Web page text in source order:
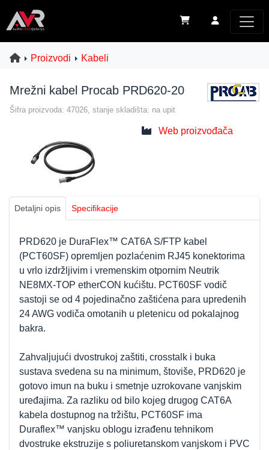
Proizvodi Kabeli
Mrežni kabel Procab PRD620-20
Šifra proizvoda: 47026, stanje skladišta: na upit
Web proizvođača
Detaljni opis Specifikacije
PRD620 je DuraFlex™ CAT6A S/FTP kabel
(PCT60SF) opremljen pozlaćenim RJ45 konektorima
u vrlo izdržljivim i vremenskim otpornim Neutrik
NE8MX-TOP etherCON kućištu. PCT60SF vodič
sastoji se od 4 pojedinačno zaštićena para upredenih
24 AWG vodiča omotanih u pletenicu od pokalajnog
bakra.
Zahvaljujući dvostrukoj zaštiti, crosstalk i buka
sustava svedena su na minimum, štoviše, PRD620 je
gotovo imun na buku i smetnje uzrokovane vanjskim
uređajima. Za razliku od bilo kojeg drugog CAT6A
kabela dostupnog na tržištu, PCT60SF ima
Duraflex™ vanjsku oblogu izrađenu tehnikom
dvostruke ekstruzije s poliuretanskom vanjskom i PVC